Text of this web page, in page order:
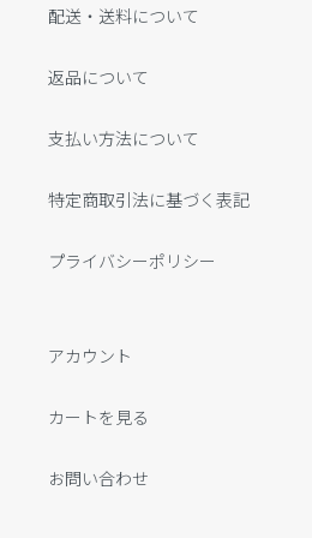
配送・送料について
返品について
支払い方法について
特定商取引法に基づく表記
プライバシーポリシー
アカウント
カートを見る
お問い合わせ